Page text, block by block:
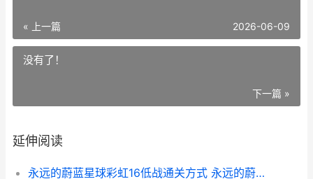
« 上一篇 2026-06-09
没有了！
下一篇 »
延伸阅读
永远的蔚蓝星球彩虹16低战通关方式 永远的蔚蓝星球国际服